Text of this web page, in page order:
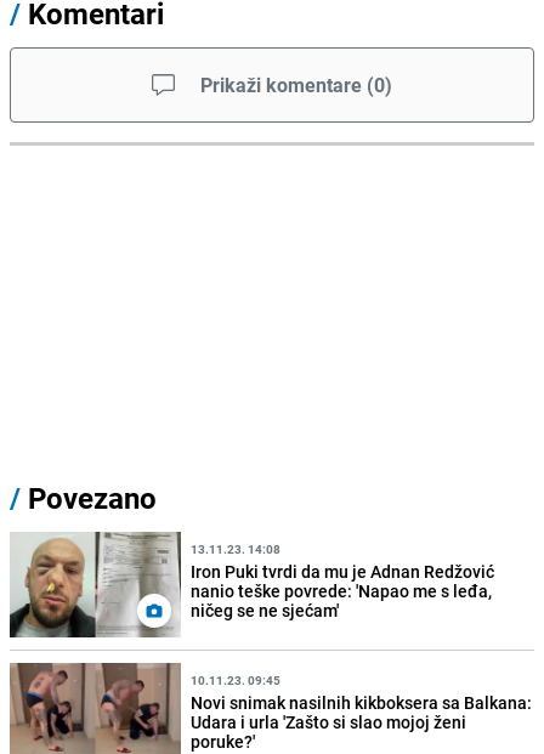
/ Komentari
Prikaži komentare (0)
/ Povezano
13.11.23. 14:08
Iron Puki tvrdi da mu je Adnan Redžović
nanio teške povrede: 'Napao me s leđa,
ničeg se ne sjećam'
10.11.23. 09:45
Novi snimak nasilnih kikboksera sa Balkana:
Udara i urla 'Zašto si slao mojoj ženi
poruke?'